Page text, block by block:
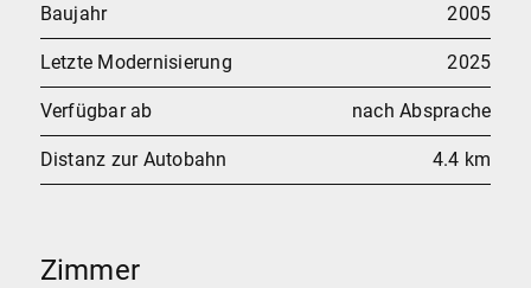
Baujahr 2005
Letzte Modernisierung 2025
Verfügbar ab nach Absprache
Distanz zur Autobahn 4.4 km
Zimmer